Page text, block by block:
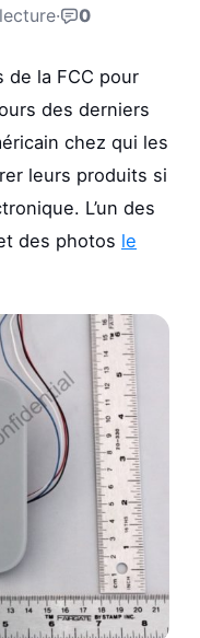
· 0
de la FCC pour
des derniers
chez qui les
leurs produits si
L’un des
des photos le